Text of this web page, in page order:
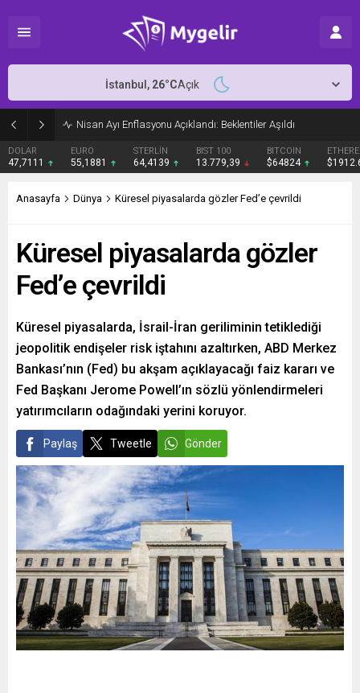
Nisan Ayı Enflasyonu Açıklandı: Beklentiler Aşıldı
DOLAR
47,7111
EURO
55,1881
STERLİN
64,4139
BIST 100
13.779,39
BITCOIN
$64824
İstanbul, 26°CAçık
Anasayfa Dünya Küresel piyasalarda gözler Fed’e çevrildi
Küresel piyasalarda gözler
Fed’e çevrildi
Küresel piyasalarda, İsrail-İran geriliminin tetiklediği
jeopolitik endişeler risk iştahını azaltırken, ABD Merkez
Bankası’nın (Fed) bu akşam açıklayacağı faiz kararı ve
Fed Başkanı Jerome Powell’ın sözlü yönlendirmeleri
yatırımcıların odağındaki yerini koruyor.
Paylaş Tweetle Gönder